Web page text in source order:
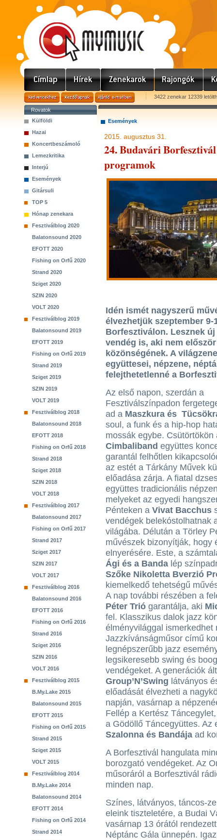
3422 zenekar 12339
Rovatok
Külföldi
Hazai
Koncertbeszámoló
Lemezkritika
Interjú
Események
Gitársuli
TOP 5
Hónap zenekara
Fesztiválblog 2020
Balatonsound 2020
EFOTT 2020
Fishing on Orfű 2020
Strand 2020
Sziget 2020
SZIN 2020
VOLT 2020
Fesztiválblog 2019
Balatonsound 2019
EFOTT 2019
Fishing on Orfű 2019
Strand 2019
Sziget 2019
SZIN 2019
VOLT 2019
Fesztiválblog 2018
Balatonsound 2018
EFOTT 2018
Fishing on Orfű 2018
Strand 2018
Sziget 2018
SZIN 2018
VOLT 2018
Fesztiválblog 2017
Balatonsound 2017
Fishing on Orfű 2017
Strand 2017
Sziget 2017
SZIN 2017
VOLT 2017
Fesztiválblog 2016
Balatonsound 2016
EFOTT 2016
Fishing on Orfű 2016
Strand 2016
Sziget 2016
SZIN 2016
VOLT 2016
Fesztiválblog 2015
B.My.Lake 2015
Balatonsound 2015
EFOTT 2015
Fishing on Orfű 2015
Strand 2015
Sziget 2015
VOLT 2015
Fesztiválblog 2014
B.My.Lake 2014
Balatonsound 2014
EFOTT 2014
Fishing on Orfű 2014
Strand 2014
Események
2015. augusztus 31.
24. Budavári
programok
Idén ismét nagyszerű
élvezhetjük szeptember
Borfesztiválon. Lesznek
vendég is, aki nem
közönségének. A
együttesei, népzene,
felejthetetlenné a
Az első napon, szerdán a
Fesztiválszínpadon
ad a Maszkura és
soul, a funk és a hip-hop
mossák egybe. Csütörtökön
Cimbaliband együttes
garantál felhőtlen
az estét a Tárkány Művek
előadása zárja. A fiatal
együttes tradicionális
melyeket az egyedi
Pénteken a Vivat Bacchus
vendégek belekóstolhatnak
világába. Délután a Törley
művészek bizonyítják, hogy
elnyerésére. Este, a
Ági és a Banda lép
Szőke Nikoletta Bverzió
kiemelkedő tehetségű
A nap további részében a
Péter Trió garantálja, aki
fel. Klasszikus dalok jazz
élményvilággal ismerkedhet
Jazzkívánságműsor című
legnépszerűbb jazz
legsikeresebb swing és
vendégeket. A generációk
Group’N’Swing látványos
előadását élvezheti a
napján, vasárnap a
Fellép a Kertész
a Gödöllő Táncegyüttes. Az
Szalonna és Bandája ad
A Borfesztivál hangulata
borozgató vendégeket. Az
műsoráról a Borfesztivál
minden nap.
Színes, látványos, táncos-
eleink tiszteletére, a Budai
vasárnap 13 órától
Néptánc Gála ünnepén.